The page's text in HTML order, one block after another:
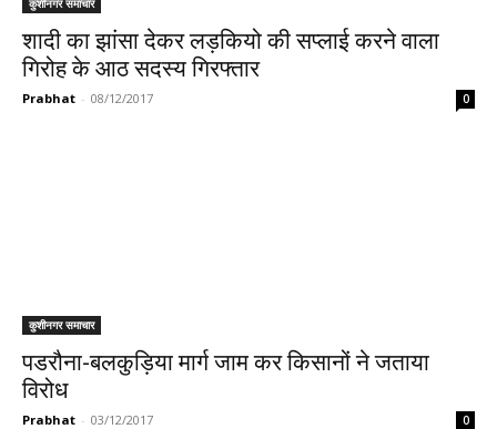
कुशीनगर समाचार
शादी का झांसा देकर लड़कियो की सप्लाई करने वाला
गिरोह के आठ सदस्य गिरफ्तार
Prabhat - 08/12/2017 0
कुशीनगर समाचार
पडरौना-बलकुड़िया मार्ग जाम कर किसानों ने जताया
विरोध
Prabhat - 03/12/2017 0